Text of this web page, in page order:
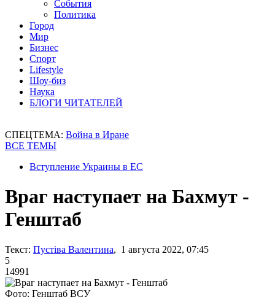
События
Политика
Город
Мир
Бизнес
Спорт
Lifestyle
Шоу-биз
Наука
БЛОГИ ЧИТАТЕЛЕЙ
СПЕЦТЕМА: Война в Иране
ВСЕ ТЕМЫ
Вступление Украины в ЕС
Враг наступает на Бахмут -
Генштаб
Текст: Пустіва Валентина, 1 августа 2022, 07:45
5
14991
Фото: Генштаб ВСУ